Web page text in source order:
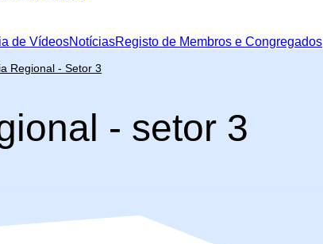
de VídeosNotíciasRegisto de Membros e Congregados
Regional - Setor 3
- setor 3